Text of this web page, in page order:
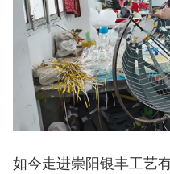
如今走进崇阳银丰工艺